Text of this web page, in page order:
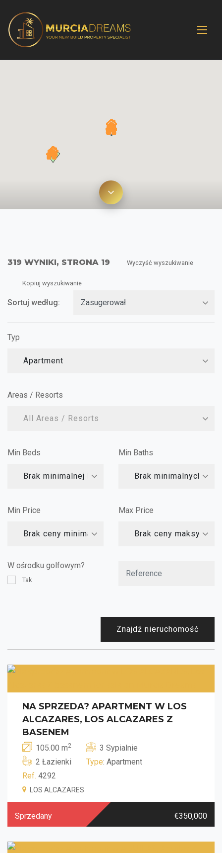
319 WYNIKI, STRONA 19 Wyczyść wyszukiwanie
Kopiuj wyszukiwanie
Sortuj według:
Typ
Apartment
Areas / Resorts
All Areas / Resorts
Min Beds
Brak minimalnej liczby sypialni
Min Baths
Brak minimalnych
Min Price
Brak ceny minimalnej
Max Price
Brak ceny
W ośrodku golfowym?
Tak
Znajdź nieruchomość
NA SPRZEDA? APARTMENT W LOS
ALCAZARES, LOS ALCAZARES Z
BASENEM
105.00 m2
3 Sypialnie
2 Łazienki
Type: Apartment
Ref. 4292
LOS ALCAZARES
Sprzedany €350,000